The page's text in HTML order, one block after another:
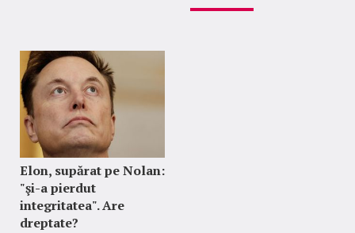
Elon, supărat pe Nolan:
"şi-a pierdut
integritatea". Are
dreptate?